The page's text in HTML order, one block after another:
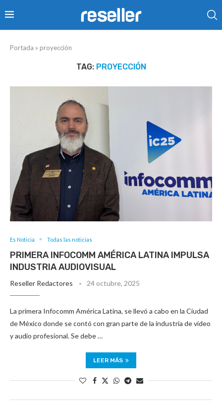
Portada » proyección
TAG: PROYECCIÓN
Es Noticia Todas las noticias
PRIMERA INFOCOMM AMÉRICA LATINA IMPULSA
INDUSTRIA AUDIOVISUAL
Reseller Redactores 24 octubre, 2025
La primera Infocomm América Latina, se llevó a cabo en la Ciudad
de México donde se contó con gran parte de la industria de video
y audio profesional. Se debe …
LEER MÁS